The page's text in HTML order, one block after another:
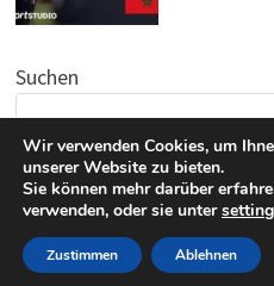
Suchen
Datenschutz Impressum
Wir verwenden Cookies, um
unserer Website zu bieten.
Sie können mehr darüber
verwenden, oder sie unter
Zustimmen Ablehnen